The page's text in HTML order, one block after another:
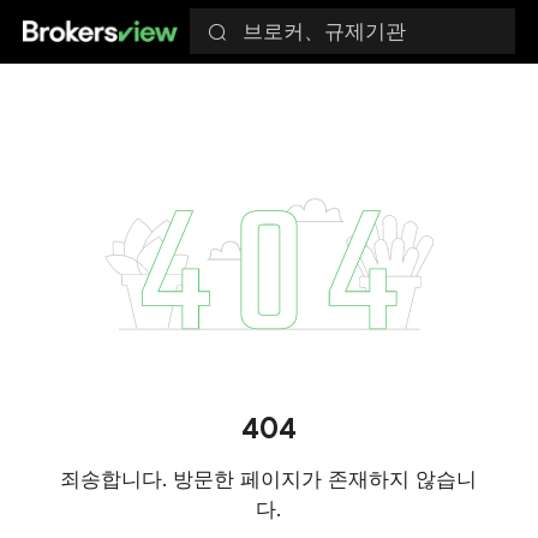
브로커、규제기관
404
죄송합니다. 방문한 페이지가 존재하지 않습니
다.